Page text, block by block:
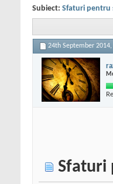
Subiect: Sfaturi pentru
24th September 2014,
Sfaturi